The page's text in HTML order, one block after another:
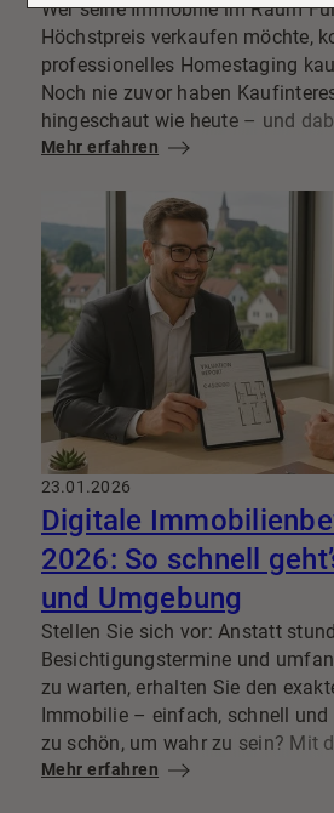
Wer seine Immobilie im Raum
Höchstpreis verkaufen möchte,
professionelles Homestaging
Noch nie zuvor haben
hingeschaut wie heute – und
Vorstellungen davon, wie ihr
Homestaging-Trends, worauf
Wert und wie gelingt dir der
Haus oder Wohnung?
Mehr erfahren
23.01.2026
Digitale
2026: So schnell
und Umgebung
Stellen Sie sich vor: Anstatt
Besichtigungstermine und
zu warten, erhalten Sie den
Immobilie – einfach, schnell
zu schön, um wahr zu sein? Mit
Lösungen von Reiter Immobilien
Mehr erfahren